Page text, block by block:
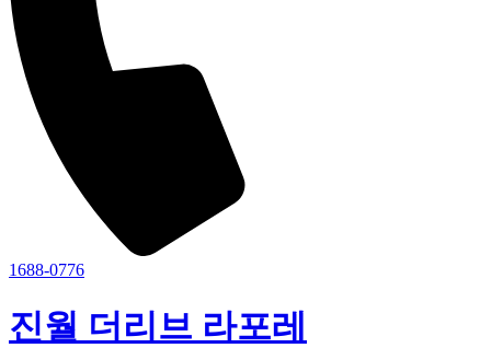
1688-0776
진월 더리브 라포레